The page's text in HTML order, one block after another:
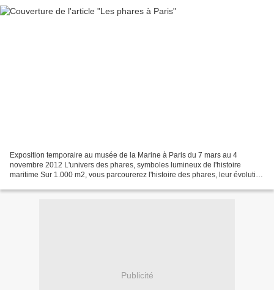
Exposition temporaire au musée de la Marine à Paris du 7 mars au 4
novembre 2012 L'univers des phares, symboles lumineux de l'histoire
maritime Sur 1.000 m2, vous parcourerez l'histoire des phares, leur évolution
Publicité